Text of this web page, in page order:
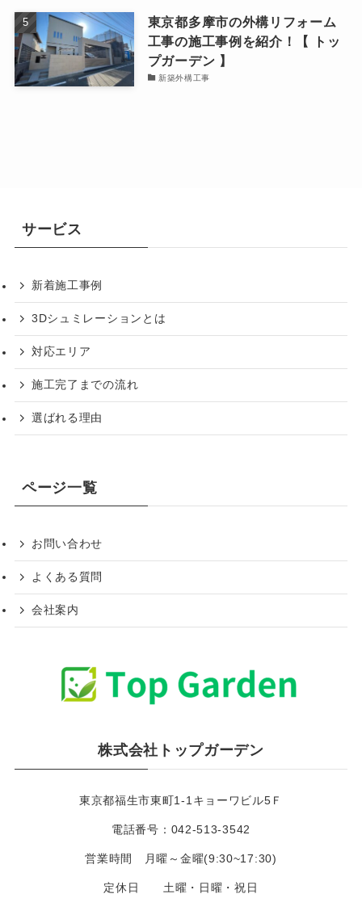
東京都多摩市の外構リフォーム
工事の施工事例を紹介！【 トッ
プガーデン 】
新築外構工事
サービス
新着施工事例
3Dシュミレーションとは
対応エリア
施工完了までの流れ
選ばれる理由
ページ一覧
お問い合わせ
よくある質問
会社案内
株式会社トップガーデン
東京都福生市東町1-1キョーワビル5Ｆ
電話番号：042-513-3542
営業時間 月曜～金曜(9:30~17:30)
定休日 土曜・日曜・祝日